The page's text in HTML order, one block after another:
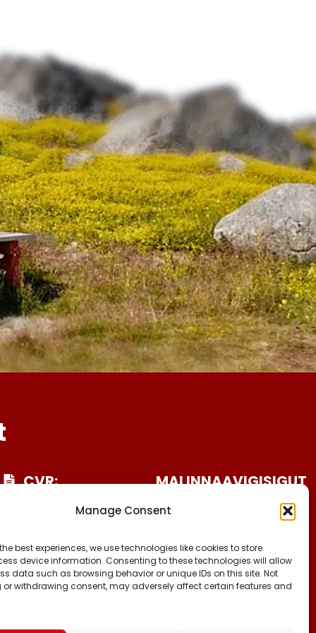
Manage Consent
best experiences, we use technologies like cookies to store
device information. Consenting to these technologies will allow
data such as browsing behavior or unique IDs on this site. Not
withdrawing consent, may adversely affect certain features and
CVR:
6471-1511626
MALINNAAVIGISIGUT